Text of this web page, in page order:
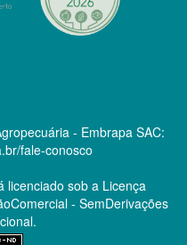
- Embrapa SAC:
fale-conosco
licenciado sob a Licença
- SemDerivações